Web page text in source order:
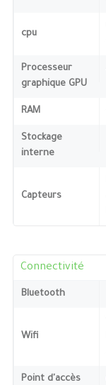
cpu
Processeur
graphique GPU
RAM
Stockage
interne
Capteurs
Connectivité
Bluetooth
Wifi
Point d'accès